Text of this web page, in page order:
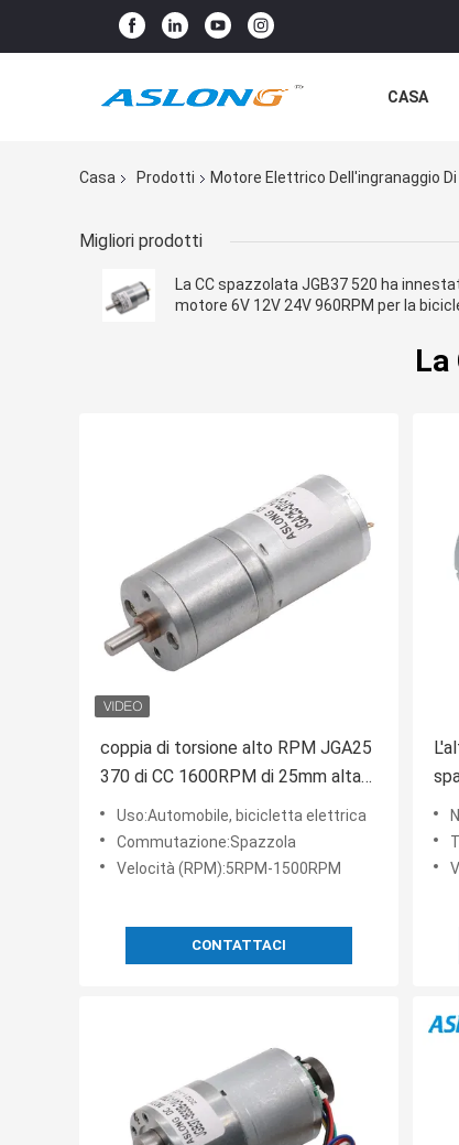
CASA
Casa Prodotti Motore Elettrico Dell'ingranaggio Di
Migliori prodotti
La CC spazzolata JGB37 520 ha
motore 6V 12V 24V 960RPM per la
coppia di torsione alto RPM JGA25
370 di CC 1600RPM di 25mm alta
del motore elettrico
dell'ingranaggio
Uso:Automobile, bicicletta elettrica
Commutazione:Spazzola
Velocità (RPM):5RPM-1500RPM
CONTATTACI